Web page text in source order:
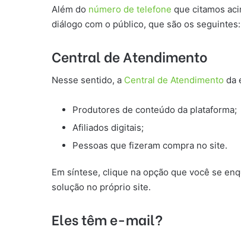
Além do número de telefone que citamos
diálogo com o público, que são os seguintes:
Central de Atendimento
Nesse sentido, a Central de Atendimento da
Produtores de conteúdo da plataforma;
Afiliados digitais;
Pessoas que fizeram compra no site.
Em síntese, clique na opção que você se
solução no próprio site.
Eles têm e-mail?